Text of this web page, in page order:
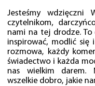
Jesteśmy wdzięczni
czytelnikom,
nami na tej drodze. To
inspirować, modlić się
rozmowa, każdy
świadectwo i każda
nas wielkim darem.
wszelkie dobro, jakie